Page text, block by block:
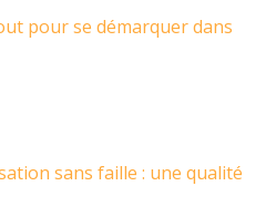
pour se démarquer dans
sans faille : une qualité